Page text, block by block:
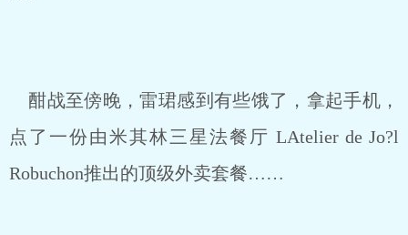
酣战至傍晚，雷珺感到有些饿了，拿起手机，
点了一份由米其林三星法餐厅 LAtelier de Jo?l
Robuchon推出的顶级外卖套餐……